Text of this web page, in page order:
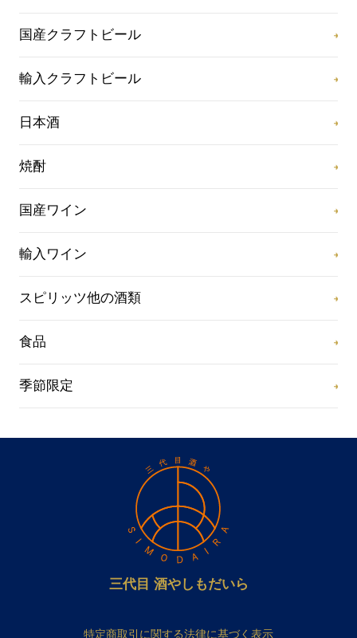
国産クラフトビール
輸入クラフトビール
日本酒
焼酎
国産ワイン
輸入ワイン
スピリッツ他の酒類
食品
季節限定
三代目 酒やしもだいら
特定商取引に関する法律に基づく表示